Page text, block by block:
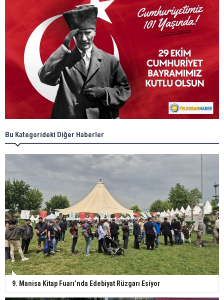
Bu Kategorideki Diğer Haberler
9. Manisa Kitap Fuarı’nda Edebiyat Rüzgarı Esiyor